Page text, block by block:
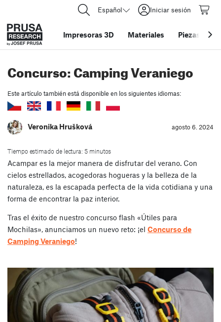
Español Iniciar sesión
Impresoras 3D Materiales Piezas y
Concurso: Camping Veraniego
Este artículo también está disponible en los siguientes idiomas:
Veronika Hrušková agosto 6. 2024
Tiempo estimado de lectura: 5 minutos
Acampar es la mejor manera de disfrutar del verano. Con
cielos estrellados, acogedoras hogueras y la belleza de la
naturaleza, es la escapada perfecta de la vida cotidiana y una
forma de encontrar la paz interior.
Tras el éxito de nuestro concurso flash «Útiles para
Mochilas», anunciamos un nuevo reto: ¡el Concurso de
Camping Veraniego!